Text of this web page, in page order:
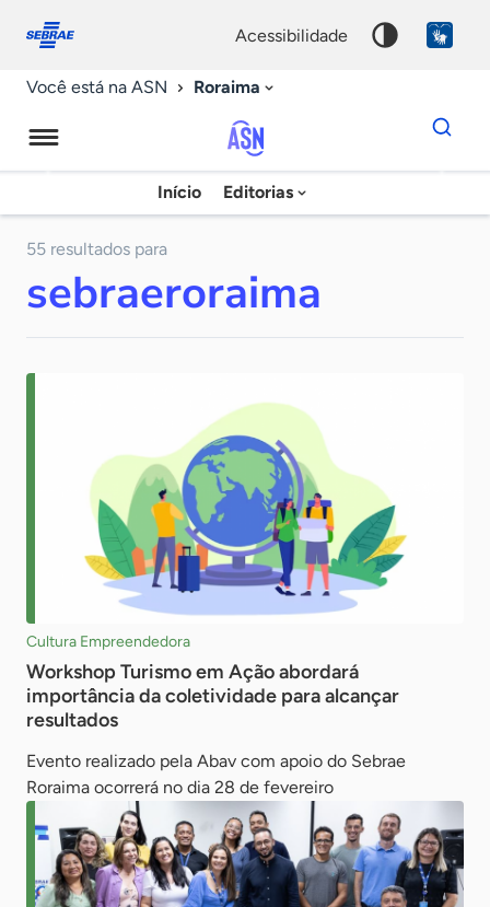
conosco
acessibilidade
Você está na ASN Roraima
Agência
Sebrae
Notícias
Início Editorias
Dados
para
chave
55 resultados para
sebraeroraima
Cultura Empreendedora
Workshop Turismo em Ação abordará
importância da coletividade para alcançar
resultados
Evento realizado pela Abav com apoio do Sebrae
Roraima ocorrerá no dia 28 de fevereiro